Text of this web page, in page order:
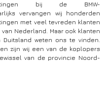
bij de BMW-
vervangen wij honderden
met veel tevreden klanten
Nederland. Maar ook klanten
weten ons te vinden.
zijn wij een van de koplopers
van de provincie Noord-